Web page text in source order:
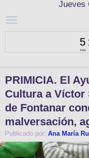
Jueves
PRIMICIA. El
Cultura a Víctor
de Fontanar
malversación,
Publicado por: Ana María